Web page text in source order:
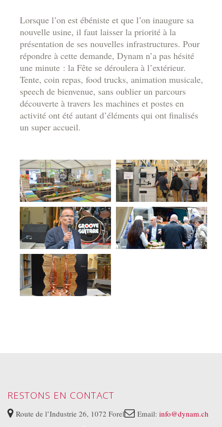
Lorsque l’on est ébéniste et que l’on inaugure sa
nouvelle usine, il faut laisser la priorité à la
présentation de ses nouvelles infrastructures. Pour
répondre à cette demande, Dynam n’a pas hésité
une minute : la Fête se déroulera à l’extérieur.
Tente, coin repas, food trucks, animation musicale,
speech de bienvenue, sans oublier un parcours
découverte à travers les machines et postes en
activité ont été autant d’éléments qui ont finalisés
un super accueil.
RESTONS EN CONTACT
Route de l’Industrie 26, 1072 Forel Email: info@dynam.ch